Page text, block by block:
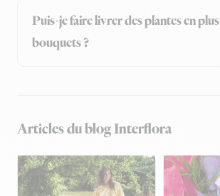
Puis-je faire livrer des plantes en
bouquets ?
Articles du blog Interflora